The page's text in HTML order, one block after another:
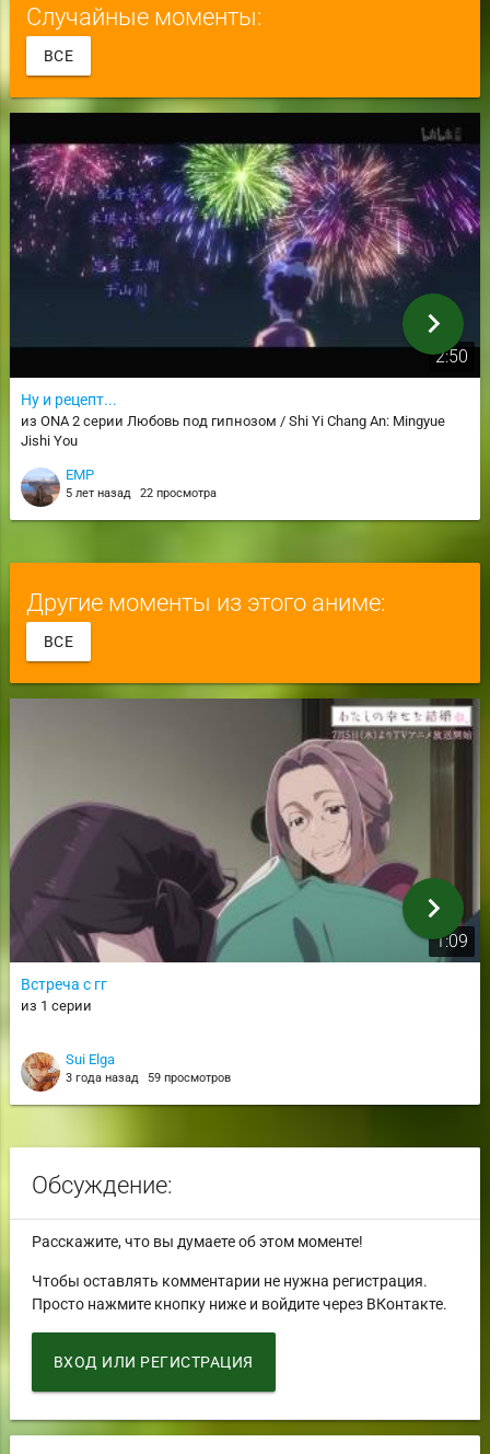
Случайные моменты:
ВСЕ
2:50
Ну и рецепт...
из ONA 2 серии Любовь под гипнозом / Shi Yi Chang An: Mingyue
Jishi You
EMP
5 лет назад 22 просмотра
chevron_right
Другие моменты из этого аниме:
ВСЕ
1:09
Встреча с гг
из 1 серии
Sui Elga
3 года назад 59 просмотров
chevron_right
Обсуждение:
Расскажите, что вы думаете об этом моменте!
Чтобы оставлять комментарии не нужна регистрация.
Просто нажмите кнопку ниже и войдите через ВКонтакте.
ВХОД ИЛИ РЕГИСТРАЦИЯ